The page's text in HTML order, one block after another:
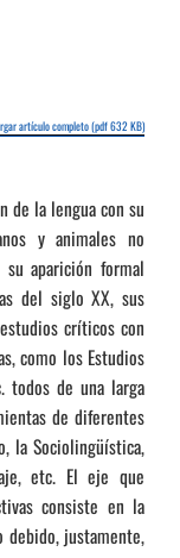
artículo completo (pdf 632 KB)
de la lengua con su
y animales no
aparición formal
del siglo XX, sus
críticos con
como los Estudios
todos de una larga
de diferentes
la Sociolingüística,
etc. El eje que
consiste en la
justamente,